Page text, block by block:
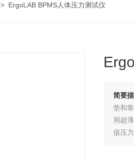
> ErgoLAB BPMS人体压力测试仪
简要
垫和
用超
值压